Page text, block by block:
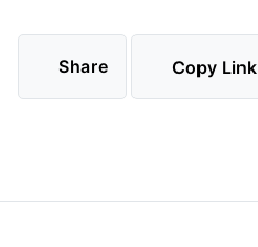
Share Copy Link